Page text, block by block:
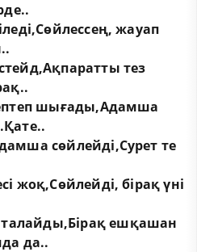
жауап
тез
шығады,Адамша
сөйлейді,Сурет те
жоқ,Сөйлейді, бірақ үні
ешқашан
да..